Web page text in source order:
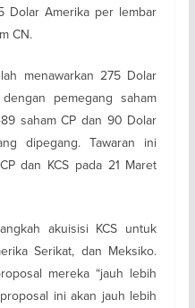
Dolar Amerika per lembar
CN.
menawarkan 275 Dolar
pemegang saham
saham CP dan 90 Dolar
dipegang. Tawaran ini
dan KCS pada 21 Maret
akuisisi KCS untuk
Serikat, dan Meksiko.
mereka “jauh lebih
ini akan jauh lebih